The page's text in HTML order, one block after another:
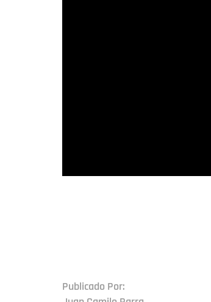
Publicado Por: